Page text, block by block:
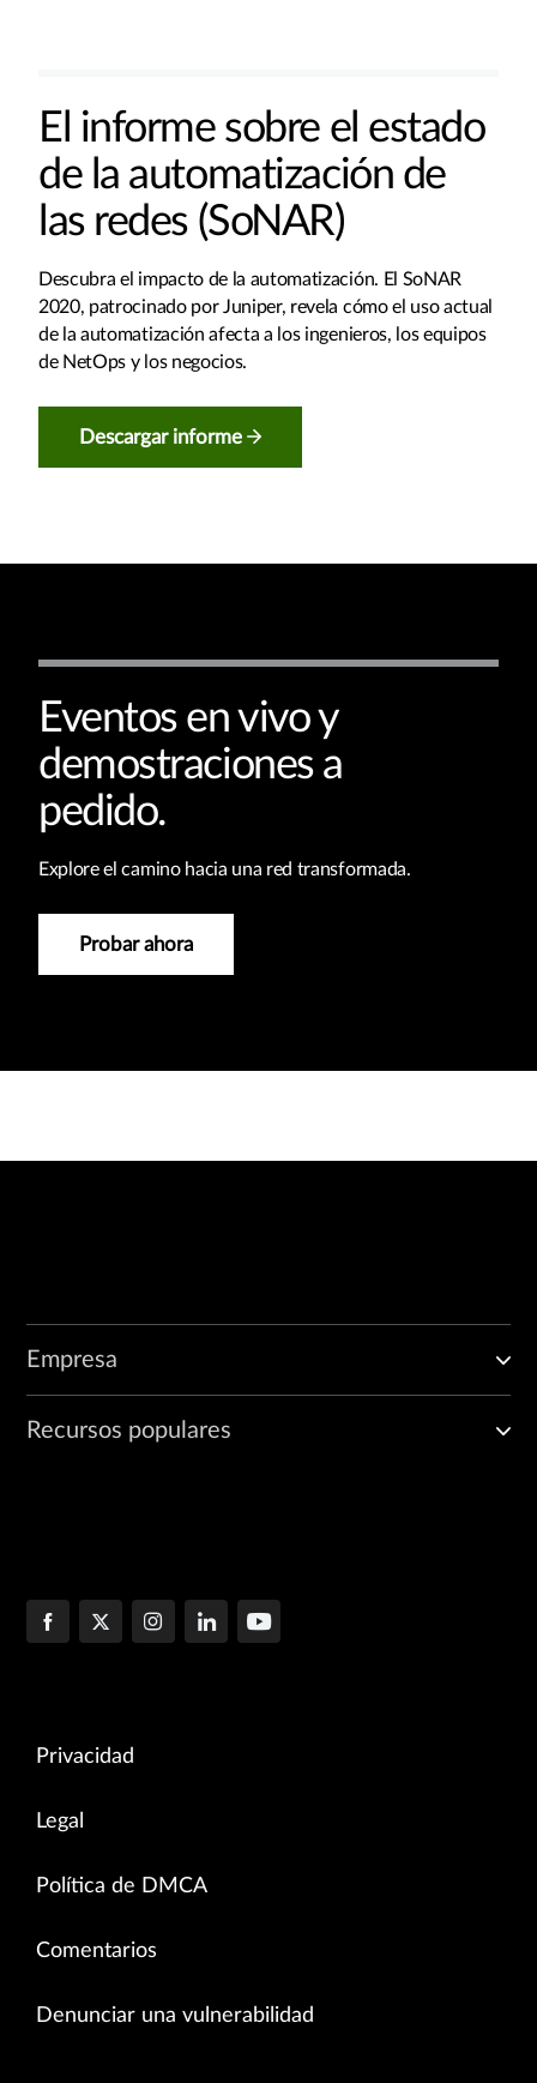
El informe sobre el estado
de la automatización de
las redes (SoNAR)
Descubra el impacto de la automatización. El SoNAR
2020, patrocinado por Juniper, revela cómo el uso actual
de la automatización afecta a los ingenieros, los equipos
de NetOps y los negocios.
Descargar informe
Eventos en vivo y
demostraciones a
pedido.
Explore el camino hacia una red transformada.
Probar ahora
Empresa
Recursos populares
Privacidad
Legal
Política de DMCA
Comentarios
Denunciar una vulnerabilidad